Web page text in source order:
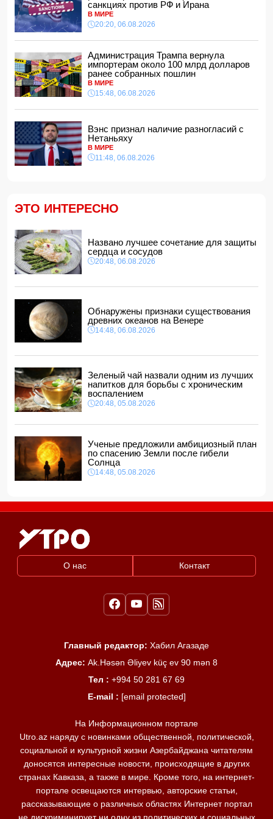
Конфликт из-за бабушки: в Шамахинском районе пастух
избил жену
15:00, 06.08.2026
на Венере
14:48, 06.08.2026
В Баку 40-летний мужчина погиб, упав с балкона
14:40, 06.08.2026
Джейхун Байрамов: В случае необходимости мы будем
рады поставлять газ и дружественной Украине
14:34, 06.08.2026
За семь месяцев гражданам возвращено более 191 млн
манатов
14:28, 06.08.2026
14:14, 06.08.2026
"Шохрат"
14:10, 06.08.2026
Стали известны детали контракта Наримана Ахундзаде
с "Эрзурумспором"
представителей, одного назначил на новую должность
14:00, 06.08.2026
Прогноз погоды в Азербайджане на 7 августа
12:48, 06.08.2026
гибелью граждан Азербайджана в Азовском и Чёрном
морях
12:40, 06.08.2026
санкциях против РФ и Ирана
В МИРЕ
20:20, 06.08.2026
Администрация Трампа вернула
импортерам около 100 млрд долларов
ранее собранных пошлин
В МИРЕ
15:48, 06.08.2026
Вэнс признал наличие разногласий с
Нетаньяху
В МИРЕ
11:48, 06.08.2026
ЭТО ИНТЕРЕСНО
Названо лучшее сочетание для защиты
сердца и сосудов
20:48, 06.08.2026
Обнаружены признаки существования
древних океанов на Венере
14:48, 06.08.2026
Зеленый чай назвали одним из лучших
напитков для борьбы с хроническим
воспалением
20:48, 05.08.2026
Ученые предложили амбициозный план
по спасению Земли после гибели
Солнца
14:48, 05.08.2026
О нас Контакт
Главный редактор: Хабил Агазаде
Адрес: Ak.Həsən Əliyev küç ev 90 mən 8
Тел : +994 50 281 67 69
E-mail : [email protected]
На Информационном портале
Utro.az наряду с новинками общественной, политической,
социальной и культурной жизни Азербайджана читателям
доносятся интересные новости, происходящие в других
странах Кавказа, а также в мире. Кроме того, на интернет-
портале освещаются интервью, авторские статьи,
рассказывающие о различных областях Интернет портал
не дискриминирует ни одну из политических и социальных